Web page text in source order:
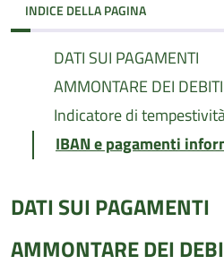
INDICE DELLA PAGINA
DATI SUI PAGAMENTI
AMMONTARE DEI DEBITI
Indicatore di
IBAN e pagamenti
DATI SUI PAGAMENTI
AMMONTARE DEI